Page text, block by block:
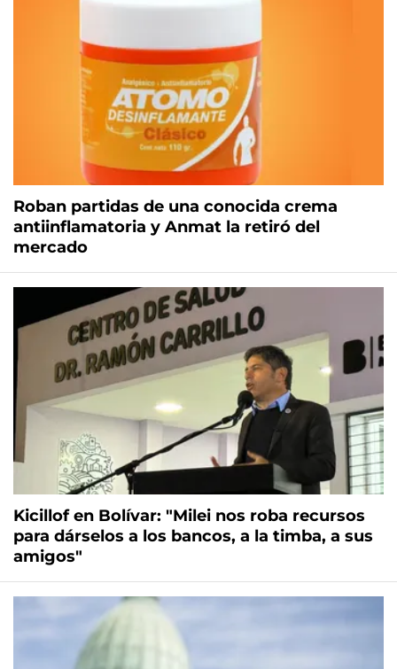
Roban partidas de una conocida crema
antiinflamatoria y Anmat la retiró del
mercado
Kicillof en Bolívar: "Milei nos roba recursos
para dárselos a los bancos, a la timba, a sus
amigos"